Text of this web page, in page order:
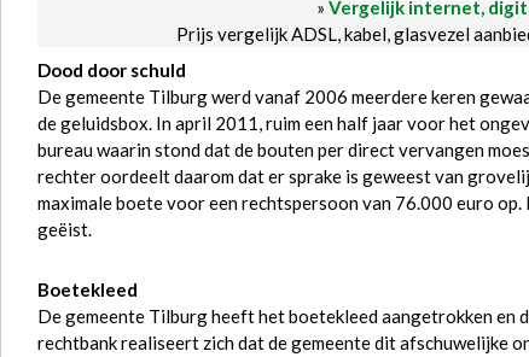
» Vergelijk internet,
Prijs vergelijk ADSL, kabel, glasvezel
Dood door schuld
De gemeente Tilburg werd vanaf 2006 meerdere keren
de geluidsbox. In april 2011, ruim een half jaar voor het
bureau waarin stond dat de bouten per direct vervangen
rechter oordeelt daarom dat er sprake is geweest van
maximale boete voor een rechtspersoon van 76.000 euro
geëist.
Boetekleed
De gemeente Tilburg heeft het boetekleed aangetrokken en
rechtbank realiseert zich dat de gemeente dit afschuwelijke